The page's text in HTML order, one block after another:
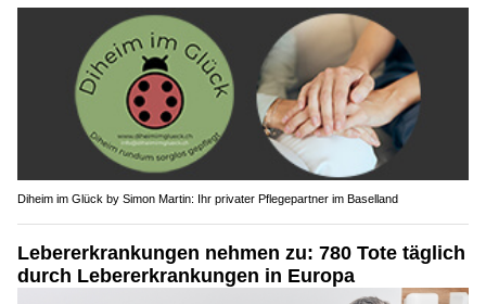
Diheim im Glück by Simon Martin: Ihr privater Pflegepartner im Baselland
Lebererkrankungen nehmen zu: 780 Tote täglich
durch Lebererkrankungen in Europa